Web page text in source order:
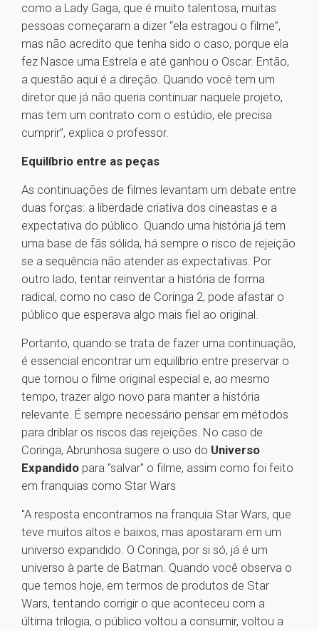
como a Lady Gaga, que é muito talentosa, muitas
pessoas começaram a dizer “ela estragou o filme”,
mas não acredito que tenha sido o caso, porque ela
fez Nasce uma Estrela e até ganhou o Oscar. Então,
a questão aqui é a direção. Quando você tem um
diretor que já não queria continuar naquele projeto,
mas tem um contrato com o estúdio, ele precisa
cumprir”, explica o professor.
Equilíbrio entre as peças
As continuações de filmes levantam um debate entre
duas forças: a liberdade criativa dos cineastas e a
expectativa do público. Quando uma história já tem
uma base de fãs sólida, há sempre o risco de rejeição
se a sequência não atender as expectativas. Por
outro lado, tentar reinventar a história de forma
radical, como no caso de Coringa 2, pode afastar o
público que esperava algo mais fiel ao original.
Portanto, quando se trata de fazer uma continuação,
é essencial encontrar um equilíbrio entre preservar o
que tornou o filme original especial e, ao mesmo
tempo, trazer algo novo para manter a história
relevante. É sempre necessário pensar em métodos
para driblar os riscos das rejeições. No caso de
Coringa, Abrunhosa sugere o uso do Universo
Expandido para "salvar" o filme, assim como foi feito
em franquias como Star Wars
"A resposta encontramos na franquia Star Wars, que
teve muitos altos e baixos, mas apostaram em um
universo expandido. O Coringa, por si só, já é um
universo à parte de Batman. Quando você observa o
que temos hoje, em termos de produtos de Star
Wars, tentando corrigir o que aconteceu com a
última trilogia, o público voltou a consumir, voltou a